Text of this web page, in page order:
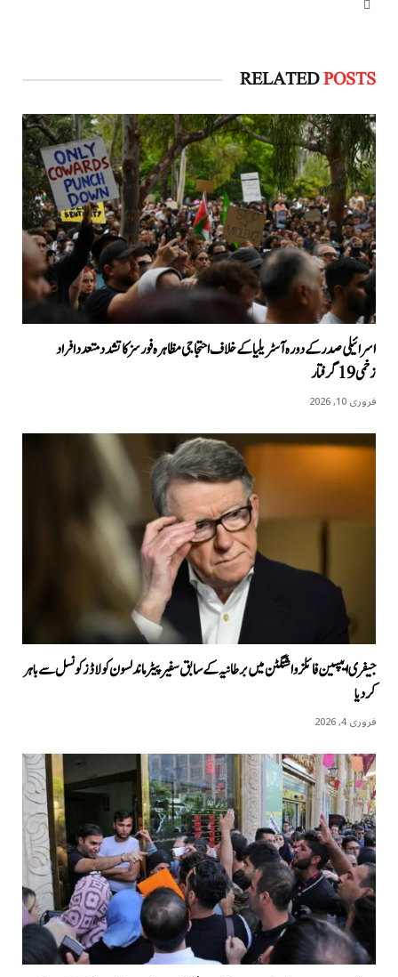
RELATEDPOSTS
اسرائیلی صدر کے دورہ آسٹریلیا کےخلاف احتجاجی مظاہرہ فورسز کا تشدد متعدد افراد
زخمی 19 گرفتار
فروری 10, 2026
جیفری ایپسین فائلز واشنگٹن میں برطانیہ کے سابق سفیر پیٹر ماندلسون کو لاڈز کونسل سے باہر
کردیا
فروری 4, 2026